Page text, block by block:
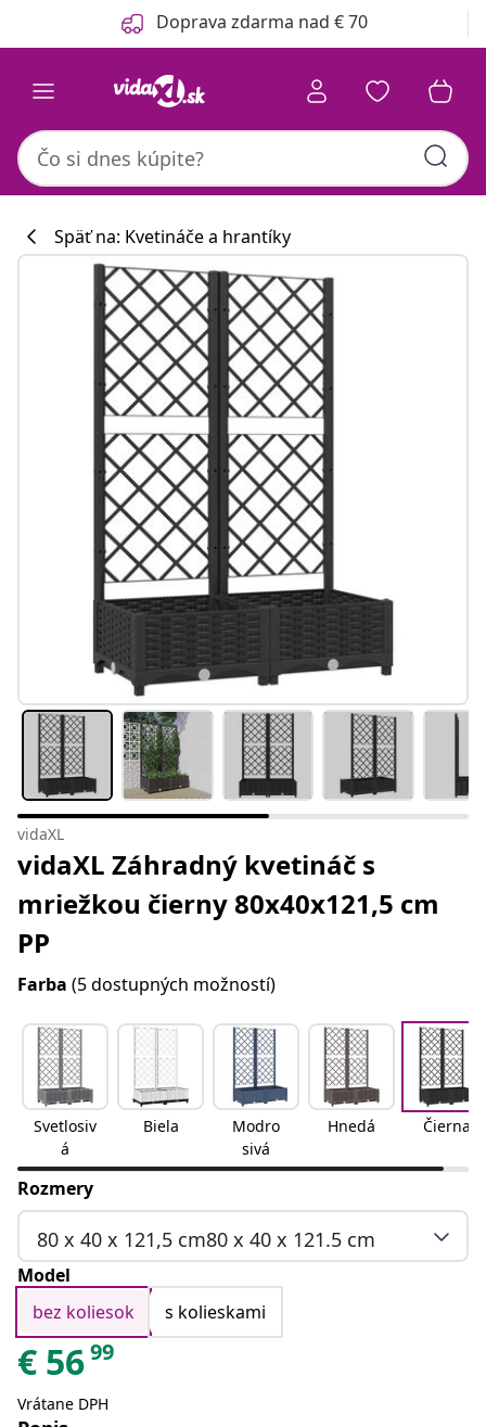
Predchádzajúce Doprava zdarma nad € 70
Späť na: Kvetináče a hrantíky
vidaXL
vidaXL Záhradný kvetináč s
mriežkou čierny 80x40x121,5 cm
PP
Farba (5 dostupných možností)
Svetlosiv
á
Biela
Modro
sivá
Hnedá Čierna
Rozmery
80 x 40 x 121,5 cm80 x 40 x 121.5 cm
Model
bez koliesok
s kolieskami
€ 5699
Vrátane DPH